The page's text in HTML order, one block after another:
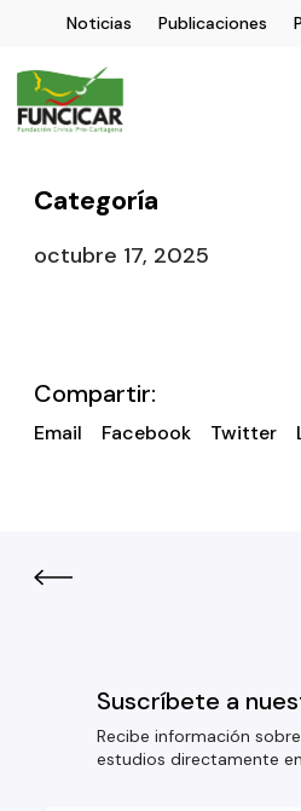
Noticias Publicaciones
Categoría
octubre 17, 2025
Compartir:
Email Facebook Twitter
Suscríbete a
Recibe información
estudios directamente